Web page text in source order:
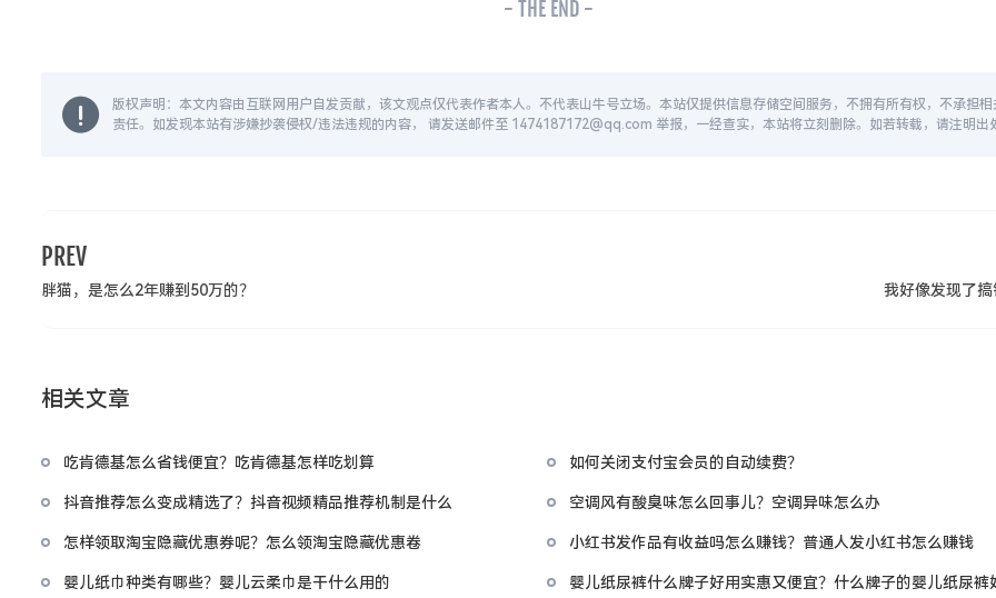
- THE END -
版权声明：本文内容由互联网用户自发贡献，该文观点仅代表作者本人。不代表山牛号立场。本站仅提供信息存储空间服务，不拥有所有权，不承担相
责任。如发现本站有涉嫌抄袭侵权/违法违规的内容， 请发送邮件至 1474187172@qq.com 举报，一经查实，本站将立刻删除。如若转载，请注明出
PREV
胖猫，是怎么2年赚到50万的？ 我好像发现了搞
相关文章
吃肯德基怎么省钱便宜？吃肯德基怎样吃划算 如何关闭支付宝会员的自动续费？
抖音推荐怎么变成精选了？抖音视频精品推荐机制是什么 空调风有酸臭味怎么回事儿？空调异味怎么办
怎样领取淘宝隐藏优惠券呢？怎么领淘宝隐藏优惠卷 小红书发作品有收益吗怎么赚钱？普通人发小红书怎么赚钱
婴儿纸巾种类有哪些？婴儿云柔巾是干什么用的 婴儿纸尿裤什么牌子好用实惠又便宜？什么牌子的婴儿纸尿裤